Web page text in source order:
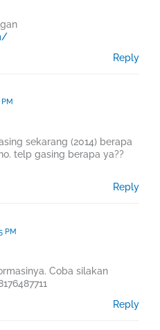
Reply
sekarang (2014) berapa
telp gasing berapa ya??
Reply
PM
Coba silakan
Reply